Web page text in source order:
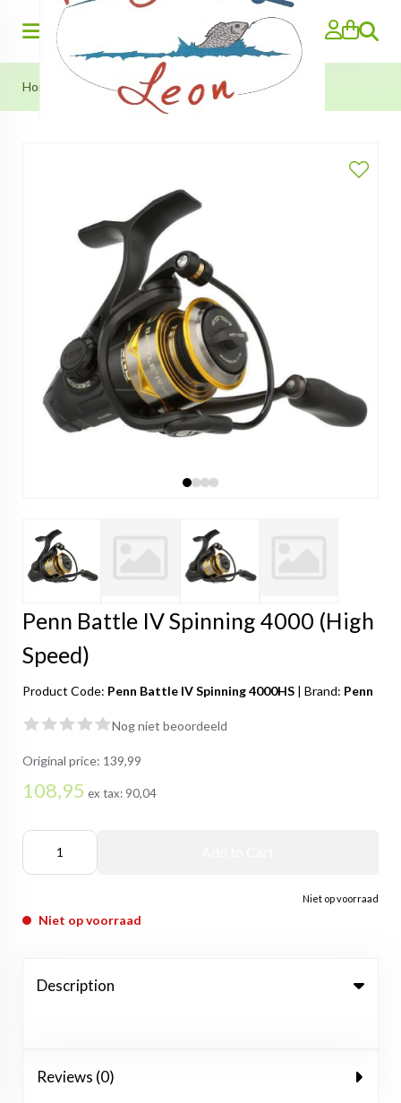
Search
Home Penn Battle IV Spinning 4000 (High Speed)
Penn Battle IV Spinning 4000 (High
Speed)
Product Code: Penn Battle IV Spinning 4000HS | Brand: Penn
Nog niet beoordeeld
Original price: 139,99
108,95 ex tax: 90,04
Niet op voorraad
Niet op voorraad
Description
Reviews (0)